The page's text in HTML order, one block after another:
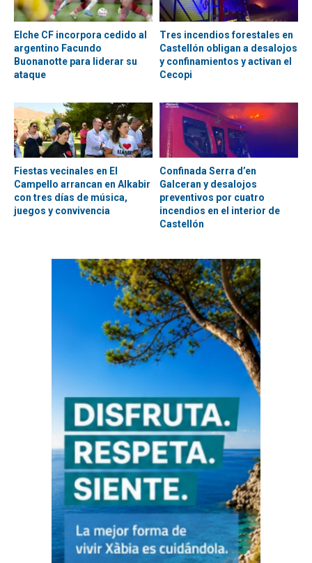
Elche CF incorpora cedido al
argentino Facundo
Buonanotte para liderar su
ataque
Tres incendios forestales en
Castellón obligan a desalojos
y confinamientos y activan el
Cecopi
Fiestas vecinales en El
Campello arrancan en Alkabir
con tres días de música,
juegos y convivencia
Confinada Serra d’en
Galceran y desalojos
preventivos por cuatro
incendios en el interior de
Castellón